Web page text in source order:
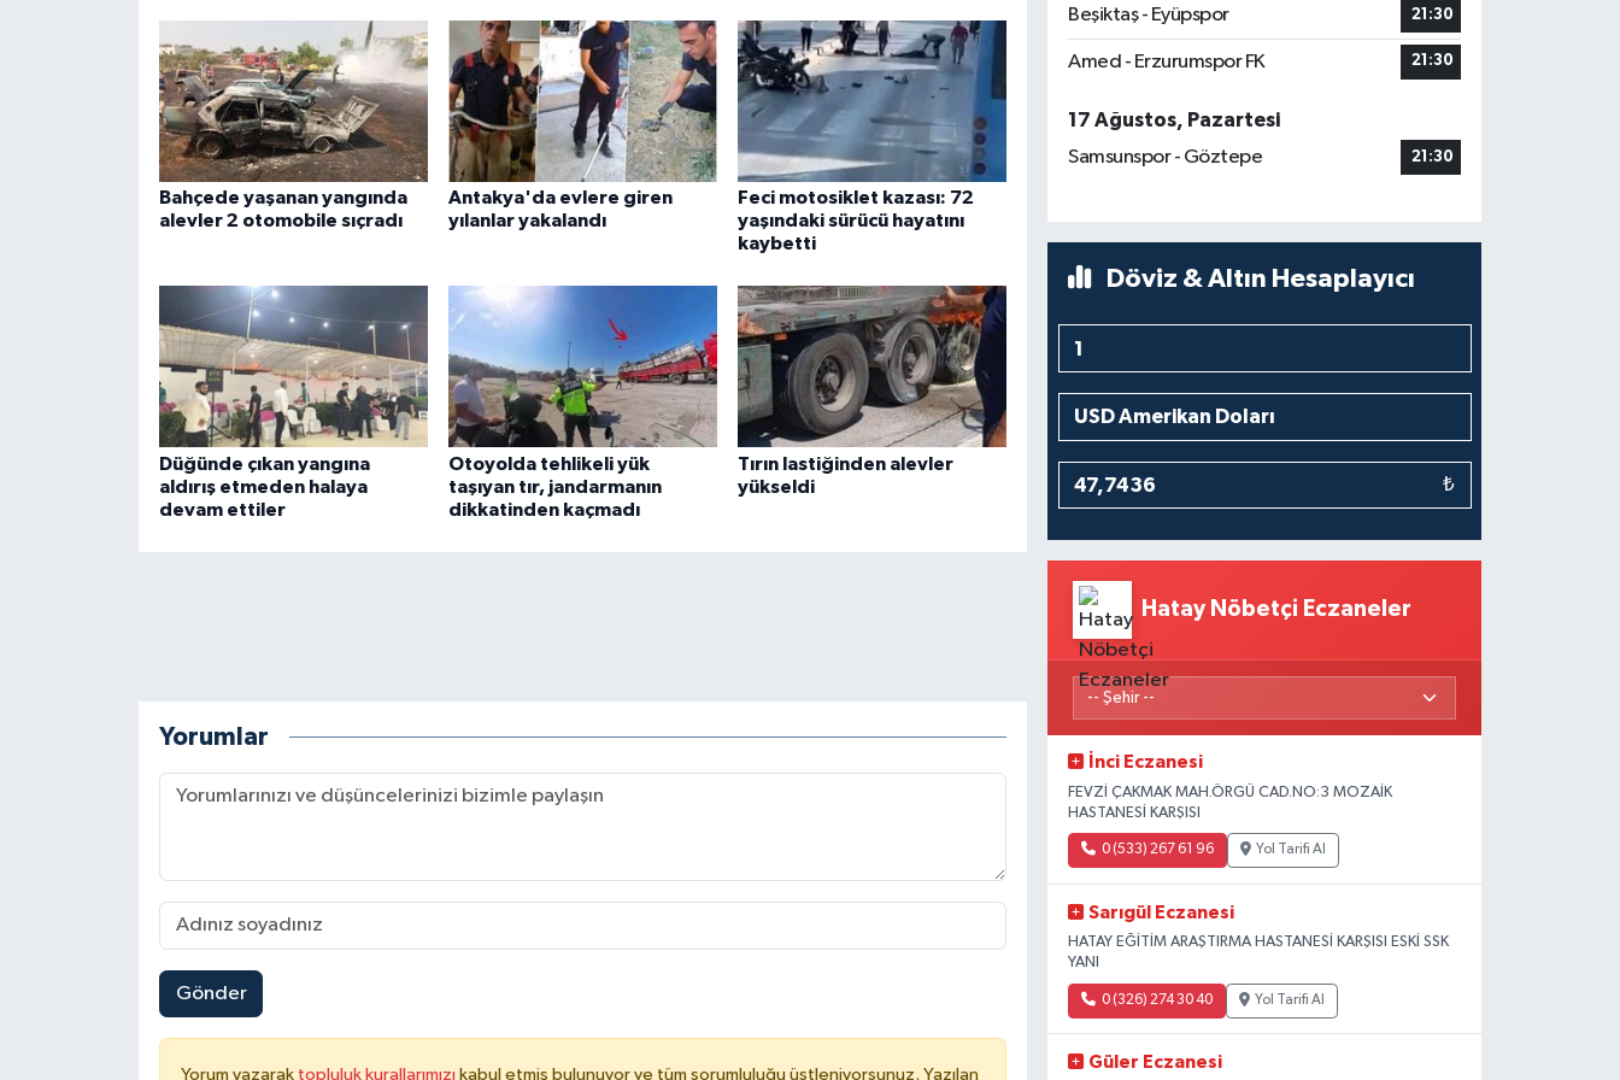
Bahçede yaşanan yangında
alevler 2 otomobile sıçradı
Antakya'da evlere giren
yılanlar yakalandı
Feci motosiklet kazası: 72
yaşındaki sürücü hayatını
kaybetti
Düğünde çıkan yangına
aldırış etmeden halaya
devam ettiler
Otoyolda tehlikeli yük
taşıyan tır, jandarmanın
dikkatinden kaçmadı
Tırın lastiğinden alevler
yükseldi
Yorumlar
Gönder
Yorum yazarak topluluk kurallarımızı kabul etmiş bulunuyor ve tüm sorumluluğu üstleniyorsunuz. Yazılan
Beşiktaş - Eyüpspor 21:30
Amed - Erzurumspor FK 21:30
17 Ağustos, Pazartesi
Samsunspor - Göztepe
21:30
Döviz & Altın Hesaplayıcı
₺
Hatay Nöbetçi Eczaneler
İnci Eczanesi
FEVZİ ÇAKMAK MAH.ÖRGÜ CAD.NO:3 MOZAİK
HASTANESİ KARŞISI
0 (533) 267 61 96 Yol Tarifi Al
Sarıgül Eczanesi
HATAY EĞİTİM ARAŞTIRMA HASTANESİ KARŞISI ESKİ SSK
YANI
0 (326) 274 30 40 Yol Tarifi Al
Güler Eczanesi